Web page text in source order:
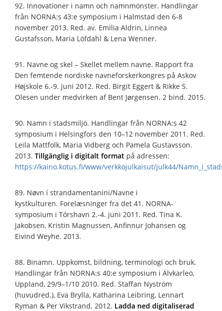
92. Innovationer i namn och namnmönster. Handlingar
från NORNA:s 43:e symposium i Halmstad den 6-8
november 2013. Red. av. Emilia Aldrin, Linnea
Gustafsson, Maria Löfdahl & Lena Wenner.
91. Navne og skel – Skellet mellem navne. Rapport fra
Den femtende nordiske navneforskerkongres på Askov
Højskole 6.-9. juni 2012. Red. Birgit Eggert & Rikke S.
Olesen under medvirken af Bent Jørgensen. 2 bind. 2015.
90. Namn i stadsmiljö. Handlingar från NORNA:s 42
symposium i Helsingfors den 10–12 november 2011. Red.
Leila Mattfolk, Maria Vidberg och Pamela Gustavsson.
2013. Tillgänglig i digitalt format på adressen:
https://kaino.kotus.fi/www/verkkojulkaisut/julk44/
89. Nøvn í strandamentanini/Navne i
kystkulturen. Forelæsninger fra det 41. NORNA-
symposium i Tórshavn 2.-4. juni 2011. Red. Tina K.
Jakobsen, Kristin Magnussen, Anfinnur Johansen og
Eivind Weyhe. 2013.
88. Binamn. Uppkomst, bildning, terminologi och bruk.
Handlingar från NORNA:s 40:e symposium i Älvkarleö,
Uppland, 29/9–1/10 2010. Red. Staffan Nyström
(huvudred.), Eva Brylla, Katharina Leibring, Lennart
Ryman & Per Vikstrand. 2012. Ladda ned digitaliserad